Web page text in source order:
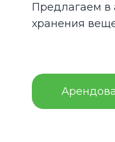
Предлагаем в
хранения